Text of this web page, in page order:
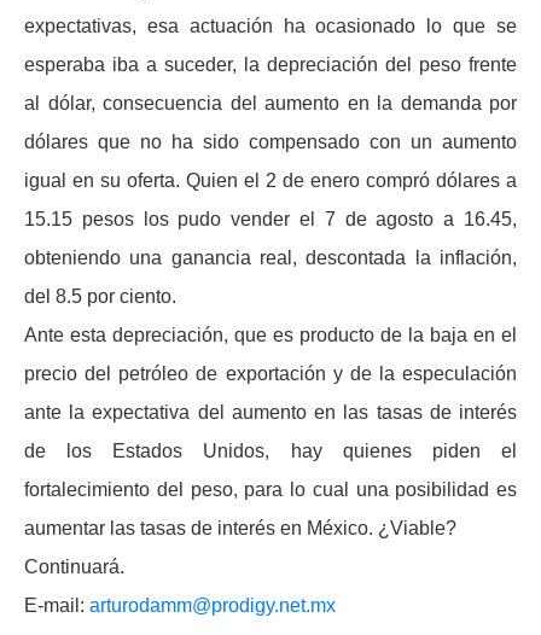
expectativas, esa actuación ha ocasionado lo que se
esperaba iba a suceder, la depreciación del peso frente
al dólar, consecuencia del aumento en la demanda por
dólares que no ha sido compensado con un aumento
igual en su oferta. Quien el 2 de enero compró dólares a
15.15 pesos los pudo vender el 7 de agosto a 16.45,
obteniendo una ganancia real, descontada la inflación,
del 8.5 por ciento.
Ante esta depreciación, que es producto de la baja en el
precio del petróleo de exportación y de la especulación
ante la expectativa del aumento en las tasas de interés
de los Estados Unidos, hay quienes piden el
fortalecimiento del peso, para lo cual una posibilidad es
aumentar las tasas de interés en México. ¿Viable?
Continuará.
E-mail: arturodamm@prodigy.net.mx